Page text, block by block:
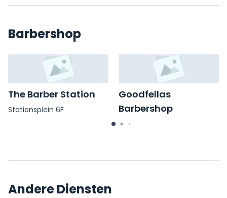
Barbershop
The Barber Station
Stationsplein 6F
Goodfellas
Barbershop
Nina Simonestraat 10
Andere Diensten